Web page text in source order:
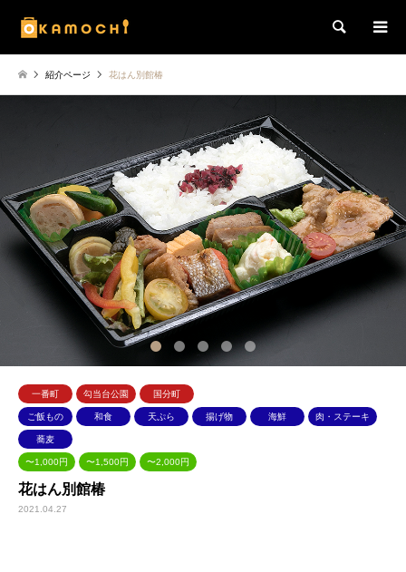
検索
紹介ページ 花はん別館椿
一番町 勾当台公園 国分町
ご飯もの 和食 天ぷら 揚げ物 海鮮 肉・ステーキ
蕎麦
〜1,000円 〜1,500円 〜2,000円
花はん別館椿
2021.04.27